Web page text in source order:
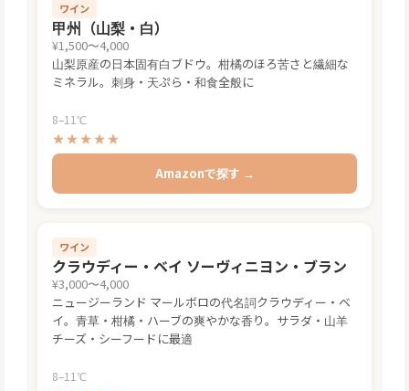
ワイン
甲州（山梨・白）
¥1,500〜4,000
山梨原産の日本固有白ブドウ。柑橘のほろ苦さと繊細な
ミネラル。刺身・天ぷら・和食全般に
8–11℃
★★★★★
Amazonで探す →
ワイン
クラウディー・ベイ ソーヴィニヨン・ブラン
¥3,000〜4,000
ニュージーランド マールボロの代名詞クラウディー・ベ
イ。青草・柑橘・ハーブの爽やかな香り。サラダ・山羊
チーズ・シーフードに最適
8–11℃